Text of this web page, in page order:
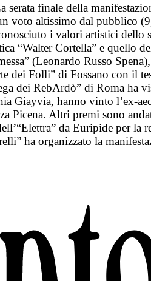
finale della
voto altissimo dal pubblico
i valori artistici dello
“Walter Cortella” e quello
(Leonardo Russo
dei Folli” di Fossano con il
dei RebArdò” di Roma ha
Giayvia, hanno vinto l’ex-
Picena. Altri premi sono
da Euripide per la
ha organizzato la